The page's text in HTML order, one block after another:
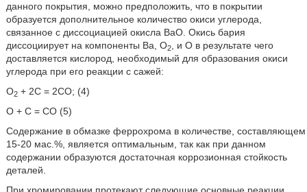
данного покрытия, можно предположить, что в покрытии
образуется дополнительное количество окиси углерода,
связанное с диссоциацией окисла BаО. Окись бария
диссоциирует на компоненты Ва, О2, и О в результате чего
доставляется кислород, необходимый для образования окиси
углерода при его реакции с сажей:
О2+ 2С = 2СО; (4)
О + С = СО (5)
Содержание в обмазке феррохрома в количестве, составляющем
15-20 мас.%, является оптимальным, так как при данном
содержании образуются достаточная коррозионная стойкость
деталей.